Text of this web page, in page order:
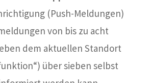
(Push-Meldungen)
von bis zu acht
dem aktuellen Standort
über sieben selbst